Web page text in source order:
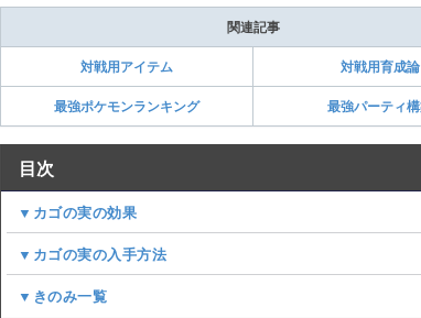
関連記事
対戦用アイテム 対戦用育成論
最強ポケモンランキング 最強パーティ
目次
▼カゴの実の効果
▼カゴの実の入手方法
▼きのみ一覧